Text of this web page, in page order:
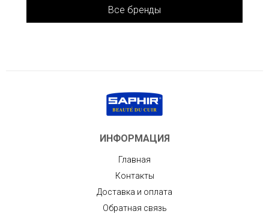
Все бренды
ИНФОРМАЦИЯ
Главная
Контакты
Доставка и оплата
Обратная связь